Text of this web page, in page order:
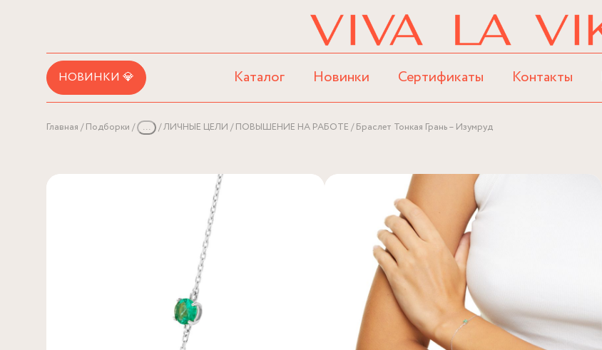
НОВИНКИ 💎 Каталог Новинки Сертификаты Контакты
Главная Подборки ... ЛИЧНЫЕ ЦЕЛИ ПОВЫШЕНИЕ НА РАБОТЕ Браслет Тонкая Грань – Изумруд